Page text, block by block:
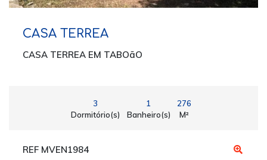
CASA TERREA
CASA TERREA EM TABOãO
3
Dormitório(s)
1
Banheiro(s)
276
M²
REF MVEN1984